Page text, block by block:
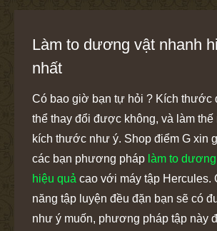
Làm to dương vật nhanh
nhất
Có bao giờ bạn tự hỏi ? Kích thước
thể thay đổi được không, và làm thế
kích thước như ý. Shop điểm G xin
các bạn phương pháp làm to
hiệu quả cao với máy tập Hercules.
năng tập luyện đều đặn bạn sẽ có
như ý muốn, phương pháp tập này